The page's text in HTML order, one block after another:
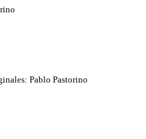
Pablo Pastorino